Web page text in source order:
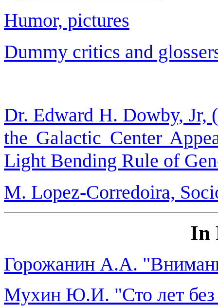
Humor, pictures
Dummy critics and
Dr. Edward H. Dowby,
the Galactic Center
Light Bending Rule of
M. Lopez-Corredoira,
In
Горожанин А.А.
Мухин Ю.И. "Сто лет без